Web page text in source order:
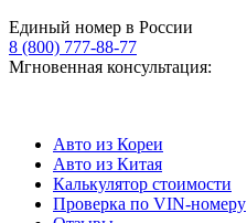
Единый номер в России
8 (800) 777-88-77
Мгновенная консультация:
Авто из Кореи
Авто из Китая
Калькулятор стоимости
Проверка по VIN-номеру